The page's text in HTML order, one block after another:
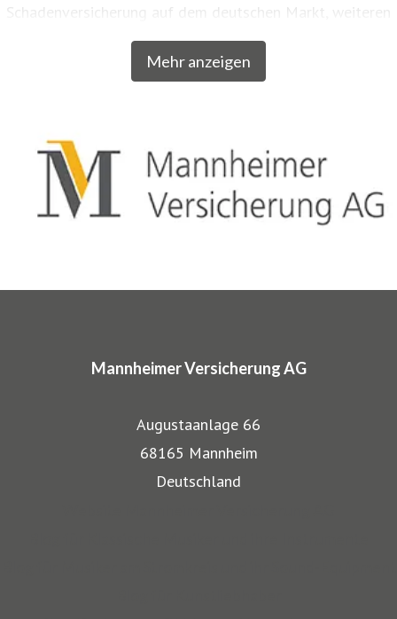
Mehr anzeigen
Schadenversicherung auf dem deutschen Markt, weiteren
EU-Ländern und der Schweiz aktiv. Neben unserem
Breitengeschäft sind wir am Markt als Versicherer von
gewerblichen Bereich anerkannt. Beispielsweise
entwickelten wir für Musiker, Galeristen und Juweliere
komplette Absicherungspakete. Diese tragen
gut wieder: Gerade, wenn wertvolle Gegenstände wie
bestehen besondere Gefahren. Die Mitarbeiter der
Mannheimer Versicherung AG
Augustaanlage 66
68165 Mannheim
Deutschland